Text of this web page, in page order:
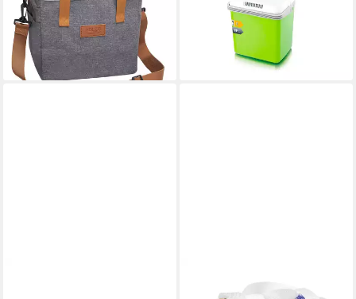
Tasche für Büro, Picknick &
Strand
15,87 €
lieferbar - in 2-3 Werktagen bei dir
Anschlüsse für Auto
UVP 109,90 €
lieferbar - in 2-3 Werktagen bei dir
Kühltasche kleine